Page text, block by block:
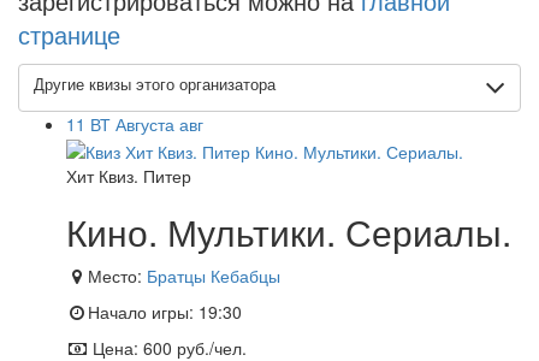
странице
Другие квизы этого организатора
11 ВТ Августа авг
Хит Квиз. Питер
Кино. Мультики. Сериалы.
Место: Братцы Кебабцы
Начало игры: 19:30
Цена: 600 руб./чел.